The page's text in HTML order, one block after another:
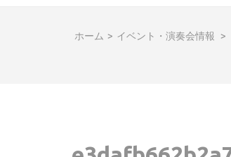
ホーム > イベント・演奏会情報 >